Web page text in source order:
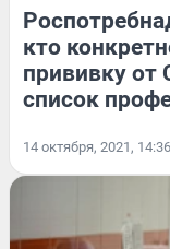
кто
прививку от
список
14 октября, 2021, 14:36